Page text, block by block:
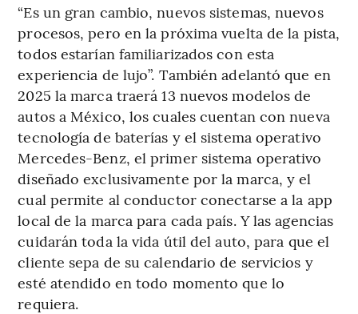
“Es un gran cambio, nuevos sistemas, nuevos
procesos, pero en la próxima vuelta de la pista,
todos estarían familiarizados con esta
experiencia de lujo”. También adelantó que en
2025 la marca traerá 13 nuevos modelos de
autos a México, los cuales cuentan con nueva
tecnología de baterías y el sistema operativo
Mercedes-Benz, el primer sistema operativo
diseñado exclusivamente por la marca, y el
cual permite al conductor conectarse a la app
local de la marca para cada país. Y las agencias
cuidarán toda la vida útil del auto, para que el
cliente sepa de su calendario de servicios y
esté atendido en todo momento que lo
requiera.